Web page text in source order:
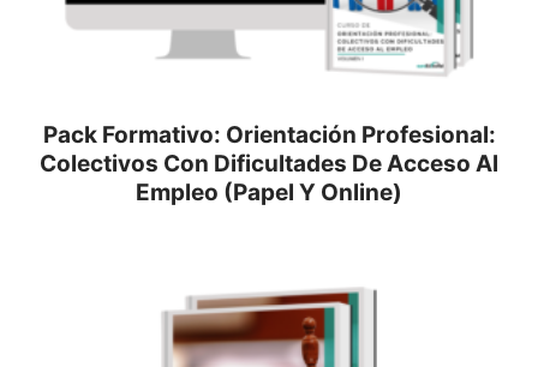
Pack Formativo: Orientación Profesional:
Colectivos Con Dificultades De Acceso Al
Empleo (Papel Y Online)